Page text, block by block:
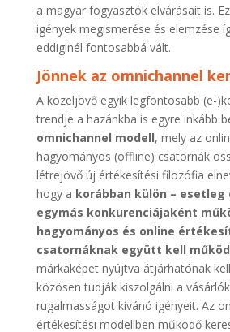
a magyar fogyasztók elvárásait is.
igények megismerése és elemzése
eddiginél fontosabbá vált.
Jönnek az omnichannel
A közeljövő egyik legfontosabb (e-
trendje a hazánkba is egyre inkább
omnichannel modell, mely az
hagyományos (offline) csatornák
létrejövő új értékesítési filozófia
hogy a korábban külön – esetleg
egymás konkurenciájaként
hagyományos és online
csatornáknak együtt kell
márkaképet nyújtva átjárhatónak
közösen tudják kiszolgálni a
rugalmasságot kívánó igényeit. Az
értékesítési modellben működő